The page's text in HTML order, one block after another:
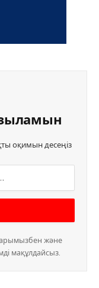
оқимын десеңіз
және
мақұлдайсыз.